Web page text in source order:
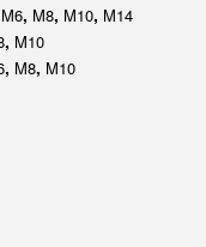
M6, M8, M10, M14
, M10
, M8, M10